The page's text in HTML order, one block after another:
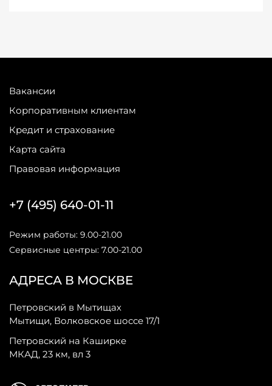
Вакансии
Корпоративным клиентам
Кредит и страхование
Карта сайта
Правовая информация
АДРЕСА В МОСКВЕ
Петровский в Мытищах
Мытищи, Волковское шоссе 17/1
Петровский на Каширке
МКАД, 23 км, вл 3
+7 (495) 640-01-11
Режим работы: 9.00-21.00
Сервисные центры: 7.00-21.00